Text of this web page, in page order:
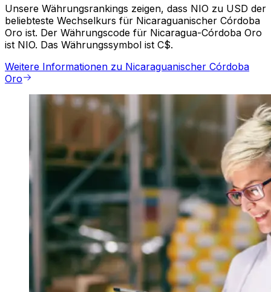
Unsere Währungsrankings zeigen, dass NIO zu USD der
beliebteste Wechselkurs für Nicaraguanischer Córdoba
Oro ist. Der Währungscode für Nicaragua-Córdoba Oro
ist NIO. Das Währungssymbol ist C$.
Weitere Informationen zu Nicaraguanischer Córdoba
Oro